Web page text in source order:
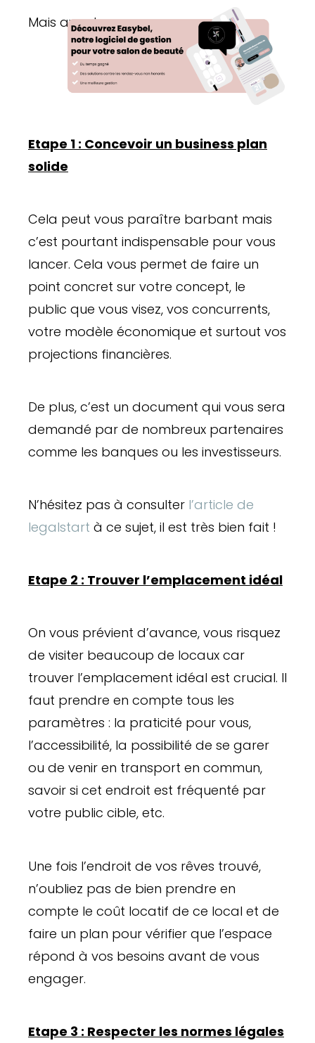
Mais avant ça …
Etape 1 : Concevoir un business plan
solide
Cela peut vous paraître barbant mais
c’est pourtant indispensable pour vous
lancer. Cela vous permet de faire un
point concret sur votre concept, le
public que vous visez, vos concurrents,
votre modèle économique et surtout vos
projections financières.
De plus, c’est un document qui vous sera
demandé par de nombreux partenaires
comme les banques ou les investisseurs.
N’hésitez pas à consulter l’article de
legalstart à ce sujet, il est très bien fait !
Etape 2 : Trouver l’emplacement idéal
On vous prévient d’avance, vous risquez
de visiter beaucoup de locaux car
trouver l’emplacement idéal est crucial. Il
faut prendre en compte tous les
paramètres : la praticité pour vous,
l’accessibilité, la possibilité de se garer
ou de venir en transport en commun,
savoir si cet endroit est fréquenté par
votre public cible, etc.
Une fois l’endroit de vos rêves trouvé,
n’oubliez pas de bien prendre en
compte le coût locatif de ce local et de
faire un plan pour vérifier que l’espace
répond à vos besoins avant de vous
engager.
Etape 3 : Respecter les normes légales